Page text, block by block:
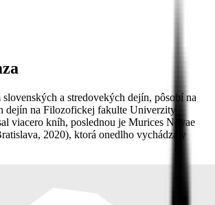
a stredovekých dejín, pôsobí na
dejín na Filozofickej fakulte Univerzity
viacero kníh, poslednou je Murices Novae
2020), ktorá onedlho vychádza v